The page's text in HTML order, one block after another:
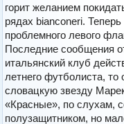
горит желанием
рядах bianconeri.
проблемного левого
Последние сообщения
итальянский клуб
летнего футболиста,
словацкую звезду
«Красные», по слухам,
полузащитником, но